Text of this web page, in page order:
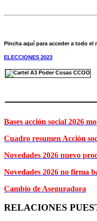
Pincha aquí para acceder a todo el
ELECCIONES 2023
Bases acción social 2026
Cuadro resumen Acción
Novedades 2026 nuevo
Novedades 2026 no firma
Cambio de Aseguradora
RELACIONES